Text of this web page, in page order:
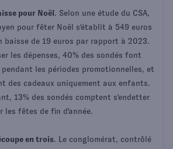
pour Noël. Selon une étude du CSA,
pour fêter Noël s'établit à 549 euros
baisse de 19 euros par rapport à 2023.
les dépenses, 40% des sondés font
les périodes promotionnelles, et
des cadeaux uniquement aux enfants.
13% des sondés comptent s'endetter
les fêtes de fin d'année.
en trois. Le conglomérat, contrôlé